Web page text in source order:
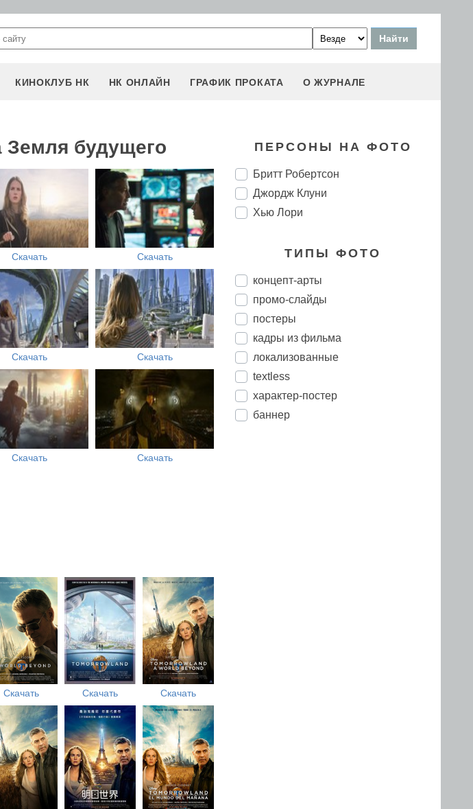
КИНОКЛУБ НК НК ОНЛАЙН ГРАФИК ПРОКАТА О ЖУРНАЛЕ
будущего
Скачать Скачать
Скачать Скачать
Скачать Скачать
Скачать Скачать Скачать
ПЕРСОНЫ НА ФОТО
Бритт Робертсон
Джордж Клуни
Хью Лори
ТИПЫ ФОТО
концепт-арты
промо-слайды
постеры
кадры из фильма
локализованные
textless
характер-постер
баннер